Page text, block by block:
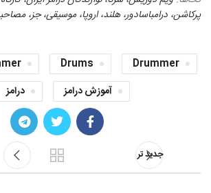
پرکاشن، درامباسادور، هلند، اروپا، موسیقی، جز،
Drummer
Drums
آموزش درامز
درامز
جدید تر